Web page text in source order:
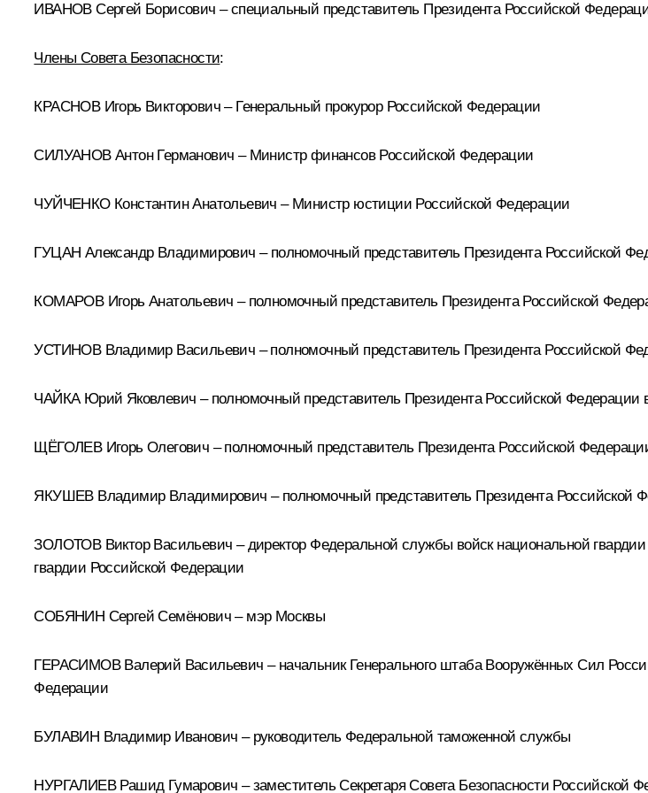
ИВАНОВ Сергей Борисович – специальный представитель Президента Российской
Члены Совета Безопасности:
КРАСНОВ Игорь Викторович – Генеральный прокурор Российской Федерации
СИЛУАНОВ Антон Германович – Министр финансов Российской Федерации
ЧУЙЧЕНКО Константин Анатольевич – Министр юстиции Российской Федерации
ГУЦАН Александр Владимирович – полномочный представитель Президента Российской
КОМАРОВ Игорь Анатольевич – полномочный представитель Президента Российской
УСТИНОВ Владимир Васильевич – полномочный представитель Президента Российской
ЧАЙКА Юрий Яковлевич – полномочный представитель Президента Российской Федерации
ЩЁГОЛЕВ Игорь Олегович – полномочный представитель Президента Российской
ЯКУШЕВ Владимир Владимирович – полномочный представитель Президента Российской
ЗОЛОТОВ Виктор Васильевич – директор Федеральной службы войск национальной
гвардии Российской Федерации
СОБЯНИН Сергей Семёнович – мэр Москвы
ГЕРАСИМОВ Валерий Васильевич – начальник Генерального штаба Вооружённых Сил
Федерации
БУЛАВИН Владимир Иванович – руководитель Федеральной таможенной службы
НУРГАЛИЕВ Рашид Гумарович – заместитель Секретаря Совета Безопасности Российской